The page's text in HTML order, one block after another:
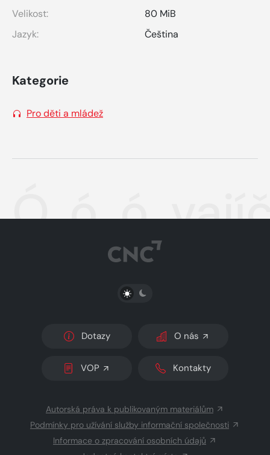
Velikost:
80 MiB
Jazyk:
Čeština
Kategorie
Pro děti a mládež
Ó, ó, ó,
PŘEPNOUT SVĚTLÝ/TMAVÝ REŽIM
Dotazy O nás
VOP Kontakty
Autorská práva k publikovaným materiálům
Podmínky pro užívání služby informační společnosti
Informace o zpracování osobních údajů